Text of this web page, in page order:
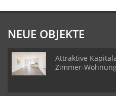
NEUE OBJEKTE
Attraktive
Zimmer-